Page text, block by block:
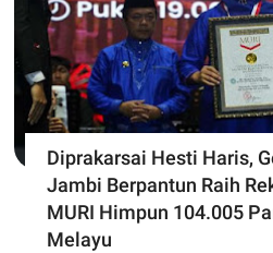
Diprakarsai Hesti Haris,
Jambi Berpantun Raih
MURI Himpun 104.005
Melayu